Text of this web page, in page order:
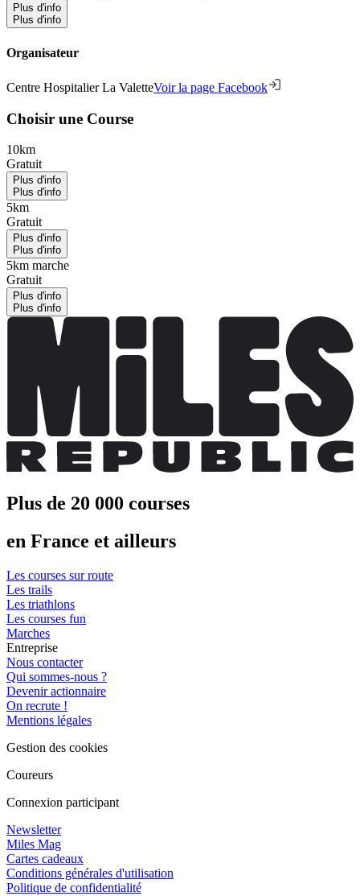
Plus d'info
Plus d'info
Organisateur
Centre Hospitalier La ValetteVoir la page Facebook
Choisir une Course
10km
Gratuit
Plus d'info
Plus d'info
5km
Gratuit
Plus d'info
Plus d'info
5km marche
Gratuit
Plus d'info
Plus d'info
Plus de 20 000 courses
en France et ailleurs
Les courses sur route
Les trails
Les triathlons
Les courses fun
Marches
Entreprise
Nous contacter
Qui sommes-nous ?
Devenir actionnaire
On recrute !
Mentions légales
Gestion des cookies
Coureurs
Connexion participant
Newsletter
Miles Mag
Cartes cadeaux
Conditions générales d'utilisation
Politique de confidentialité